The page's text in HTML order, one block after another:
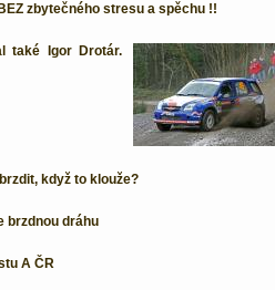
zbytečného stresu a spěchu !!
také Igor Drotár.
když to klouže?
brzdnou dráhu
A ČR